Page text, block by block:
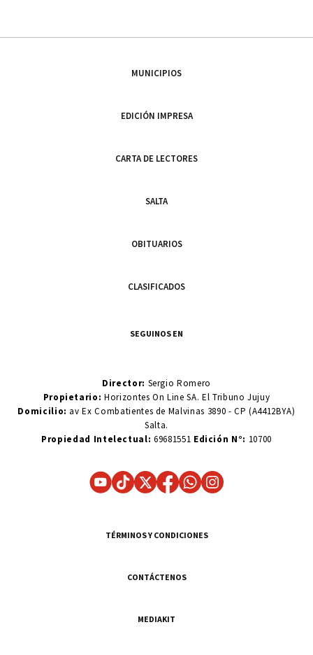
MUNICIPIOS
EDICIÓN IMPRESA
CARTA DE LECTORES
SALTA
OBITUARIOS
CLASIFICADOS
SEGUINOS EN
Director: Sergio Romero
Propietario:Horizontes On Line SA. El Tribuno Jujuy
Domicilio: av Ex Combatientes de Malvinas 3890 - CP (A4412BYA)
Salta.
Propiedad Intelectual: 69681551 Edición N°: 10700
TÉRMINOS Y CONDICIONES
CONTÁCTENOS
MEDIAKIT